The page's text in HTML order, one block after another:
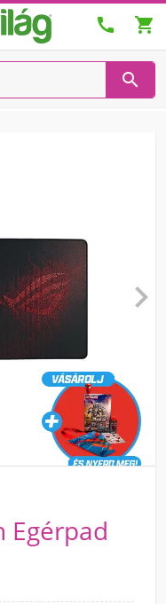
 


Egérpad